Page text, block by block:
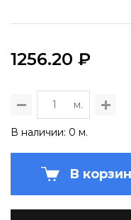
1256.20 ₽
м.
В наличии: 0 м.
В